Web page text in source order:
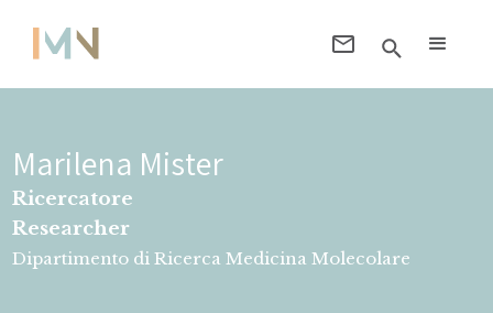
Marilena Mister
Ricercatore
Researcher
Dipartimento di Ricerca Medicina Molecolare